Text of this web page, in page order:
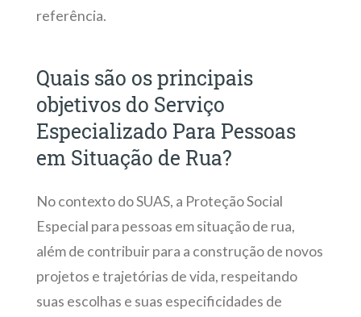
referência.
Quais são os principais
objetivos do Serviço
Especializado Para Pessoas
em Situação de Rua?
No contexto do SUAS, a Proteção Social
Especial para pessoas em situação de rua,
além de contribuir para a construção de novos
projetos e trajetórias de vida, respeitando
suas escolhas e suas especificidades de